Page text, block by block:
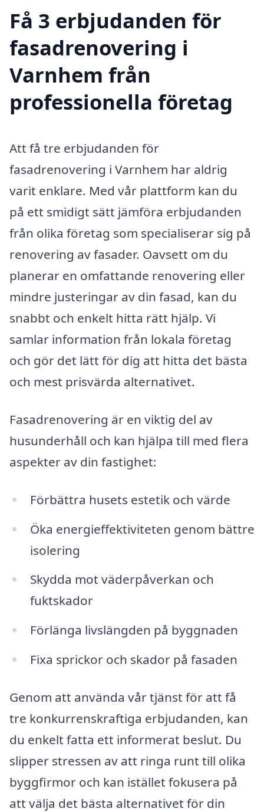
Få 3 erbjudanden för
fasadrenovering i
Varnhem från
professionella företag
Att få tre erbjudanden för
fasadrenovering i Varnhem har aldrig
varit enklare. Med vår plattform kan du
på ett smidigt sätt jämföra erbjudanden
från olika företag som specialiserar sig på
renovering av fasader. Oavsett om du
planerar en omfattande renovering eller
mindre justeringar av din fasad, kan du
snabbt och enkelt hitta rätt hjälp. Vi
samlar information från lokala företag
och gör det lätt för dig att hitta det bästa
och mest prisvärda alternativet.
Fasadrenovering är en viktig del av
husunderhåll och kan hjälpa till med flera
aspekter av din fastighet:
Förbättra husets estetik och värde
Öka energieffektiviteten genom bättre
isolering
Skydda mot väderpåverkan och
fuktskador
Förlänga livslängden på byggnaden
Fixa sprickor och skador på fasaden
Genom att använda vår tjänst för att få
tre konkurrenskraftiga erbjudanden, kan
du enkelt fatta ett informerat beslut. Du
slipper stressen av att ringa runt till olika
byggfirmor och kan istället fokusera på
att välja det bästa alternativet för din